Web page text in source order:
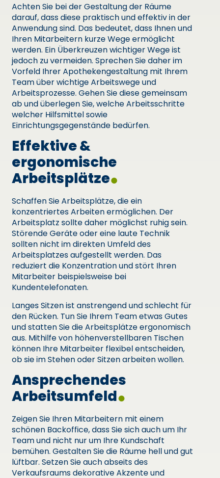
Achten Sie bei der Gestaltung der Räume
darauf, dass diese praktisch und effektiv in der
Anwendung sind. Das bedeutet, dass Ihnen und
Ihren Mitarbeitern kurze Wege ermöglicht
werden. Ein Überkreuzen wichtiger Wege ist
jedoch zu vermeiden. Sprechen Sie daher im
Vorfeld Ihrer Apothekengestaltung mit Ihrem
Team über wichtige Arbeitswege und
Arbeitsprozesse. Gehen Sie diese gemeinsam
ab und überlegen Sie, welche Arbeitsschritte
welcher Hilfsmittel sowie
Einrichtungsgegenstände bedürfen.
Effektive &
ergonomische
Arbeitsplätze
Schaffen Sie Arbeitsplätze, die ein
konzentriertes Arbeiten ermöglichen. Der
Arbeitsplatz sollte daher möglichst ruhig sein.
Störende Geräte oder eine laute Technik
sollten nicht im direkten Umfeld des
Arbeitsplatzes aufgestellt werden. Das
reduziert die Konzentration und stört Ihren
Mitarbeiter beispielsweise bei
Kundentelefonaten.
Langes Sitzen ist anstrengend und schlecht für
den Rücken. Tun Sie Ihrem Team etwas Gutes
und statten Sie die Arbeitsplätze ergonomisch
aus. Mithilfe von höhenverstellbaren Tischen
können Ihre Mitarbeiter flexibel entscheiden,
ob sie im Stehen oder Sitzen arbeiten wollen.
Ansprechendes
Arbeitsumfeld
Zeigen Sie Ihren Mitarbeitern mit einem
schönen Backoffice, dass Sie sich auch um Ihr
Team und nicht nur um Ihre Kundschaft
bemühen. Gestalten Sie die Räume hell und gut
lüftbar. Setzen Sie auch abseits des
Verkaufsraums dekorative Akzente und